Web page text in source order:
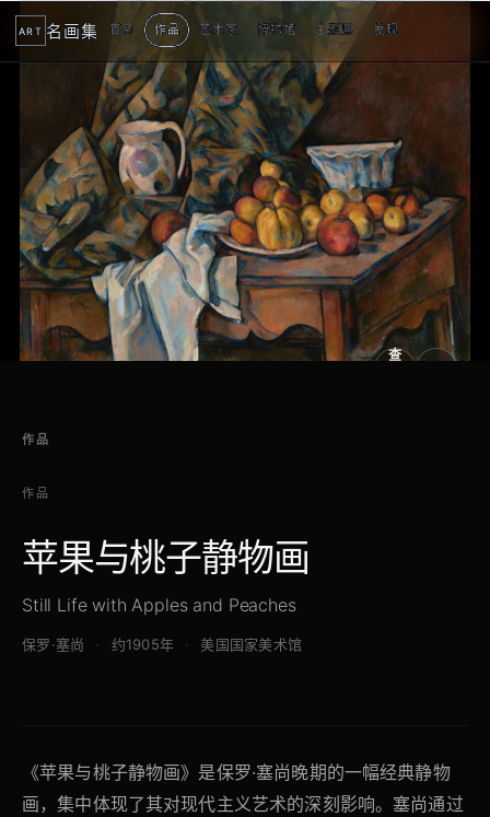
ART 名画集 首页 作品 艺术家 博物馆 主题展 发现
查
作品
作品
苹果与桃子静物画
Still Life with Apples and Peaches
保罗·塞尚 约1905年 美国国家美术馆
《苹果与桃子静物画》是保罗·塞尚晚期的一幅经典静物
画，集中体现了其对现代主义艺术的深刻影响。塞尚通过